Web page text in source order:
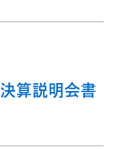
算説明会書